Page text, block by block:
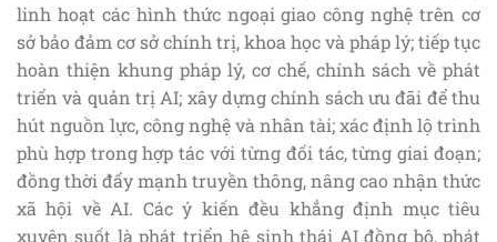
linh hoạt các hình thức ngoại giao công nghệ trên cơ
sở bảo đảm cơ sở chính trị, khoa học và pháp lý; tiếp tục
hoàn thiện khung pháp lý, cơ chế, chính sách về phát
triển và quản trị AI; xây dựng chính sách ưu đãi để thu
hút nguồn lực, công nghệ và nhân tài; xác định lộ trình
phù hợp trong hợp tác với từng đối tác, từng giai đoạn;
đồng thời đẩy mạnh truyền thông, nâng cao nhận thức
xã hội về AI. Các ý kiến đều khẳng định mục tiêu
xuyên suốt là phát triển hệ sinh thái AI đồng bộ, phát